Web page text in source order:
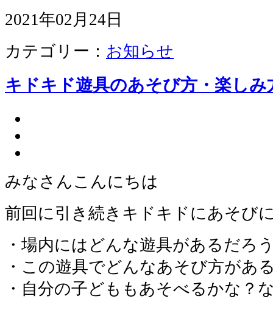
2021年02月24日
カテゴリー： お知らせ
キドキド遊具のあそび方・楽し
みなさんこんにちは
前回に引き続きキドキドにあそび
・場内にはどんな遊具があるだろ
・この遊具でどんなあそび方があ
・自分の子どももあそべるかな？